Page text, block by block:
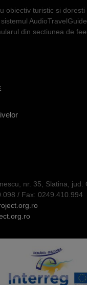
obiectiv turistic si doresti
din sectiunea de
nr. 35, Slatina, jud.
/ Fax: 0249.410.994